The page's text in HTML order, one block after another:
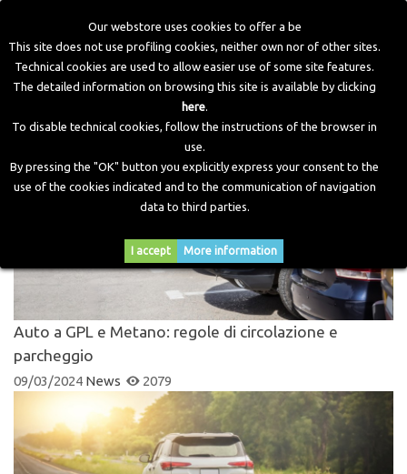
Our webstore uses cookies to offer a be
This site does not use profiling cookies, neither own nor of other sites.
Technical cookies are used to allow easier use of some site features.
The detailed information on browsing this site is available by clicking
here.
To disable technical cookies, follow the instructions of the browser in
use.
By pressing the "OK" button you explicitly express your consent to the
use of the cookies indicated and to the communication of navigation
data to third parties.
I accept More information
Home Blog
Auto a GPL e Metano: regole di circolazione e
parcheggio
09/03/2024 News 2079